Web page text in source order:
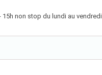
15h non stop du lundi au vendredi